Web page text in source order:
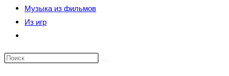
Музыка из фильмов
Из игр
по